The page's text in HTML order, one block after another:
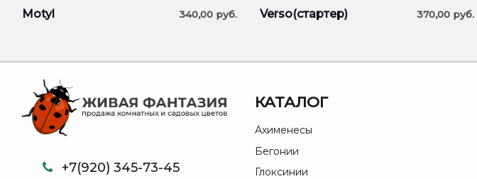
Motyl 340,00 руб. Verso(стартер) 370,00 руб.
+7(920) 345-73-45
КАТАЛОГ
Ахименесы
Бегонии
Глоксинии